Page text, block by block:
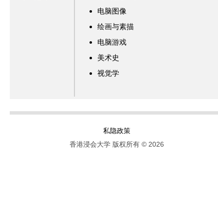
电脑图像
绘画与素描
电脑游戏
美术史
视觉学
私隐政策
香港浸会大学 版权所有 © 2026